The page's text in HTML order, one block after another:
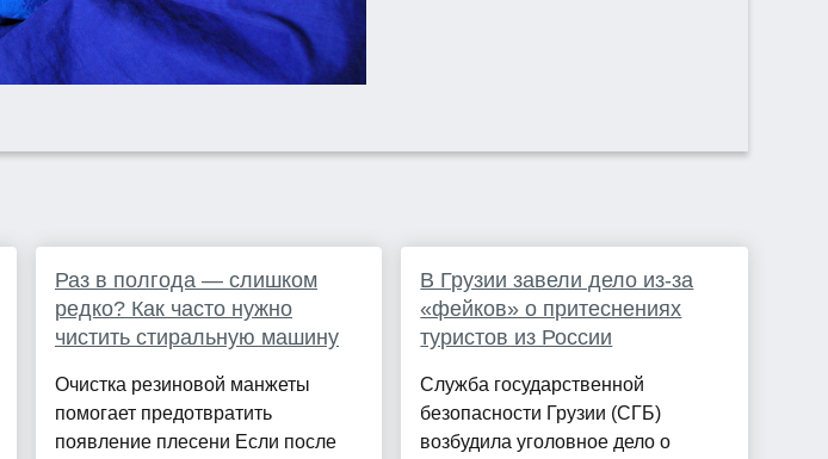
Раз в полгода — слишком
редко? Как часто нужно
чистить стиральную машину
Очистка резиновой манжеты
помогает предотвратить
появление плесени Если после
В Грузии завели дело из-за
«фейков» о притеснениях
туристов из России
Служба государственной
безопасности Грузии (СГБ)
возбудила уголовное дело о